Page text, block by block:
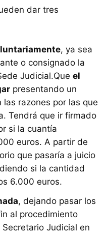
dar tres
, ya sea
o consignado la
Judicial.Que el
presentando un
razones por las que
Tendrá que ir firmado
si la cuantía
euros. A partir de
que pasaría a juicio
si la cantidad
6.000 euros.
, dejando pasar los
al procedimiento
Judicial en